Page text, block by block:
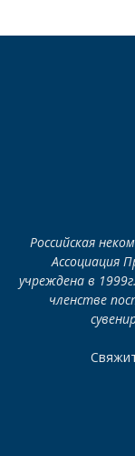
Российская
Ассоциация
учреждена в
членстве